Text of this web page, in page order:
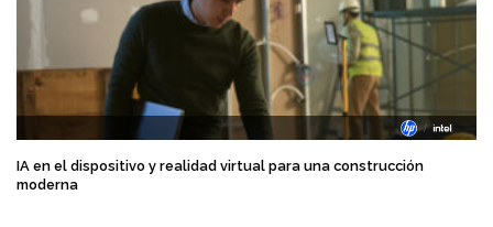
IA en el dispositivo y realidad virtual para una construcción
moderna